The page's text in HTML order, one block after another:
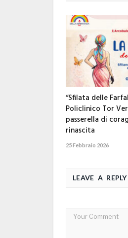
“Sfilata delle
Policlinico Tor
passerella di
rinascita
25 Febbraio 2026
LEAVE A REPLY